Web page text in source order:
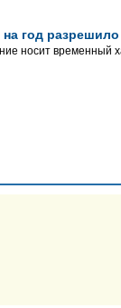
год
носит временный